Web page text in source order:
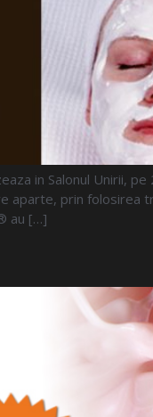
in Salonul Unirii,
aparte, prin
au […]